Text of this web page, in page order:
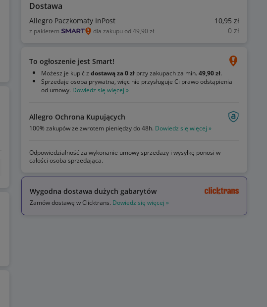
Dostawa
Allegro Paczkomaty InPost 10,95 zł
z pakietem dla zakupu od 49,90 zł 0 zł
To ogłoszenie jest Smart!
Możesz je kupić z dostawą za 0 zł przy zakupach za min. 49,90 zł.
Sprzedaje osoba prywatna, więc nie przysługuje Ci prawo odstąpienia
od umowy. Dowiedz się więcej »
Allegro Ochrona Kupujących
100% zakupów ze zwrotem pieniędzy do 48h. Dowiedz się więcej »
Odpowiedzialność za wykonanie umowy sprzedaży i wysyłkę ponosi w
całości osoba sprzedająca.
Wygodna dostawa dużych gabarytów
Zamów dostawę w Clicktrans. Dowiedz się więcej »